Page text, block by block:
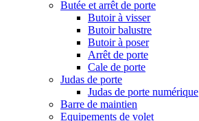
Butée et arrêt de porte
Butoir à visser
Butoir balustre
Butoir à poser
Arrêt de porte
Cale de porte
Judas de porte
Judas de porte numérique
Barre de maintien
Equipements de volet